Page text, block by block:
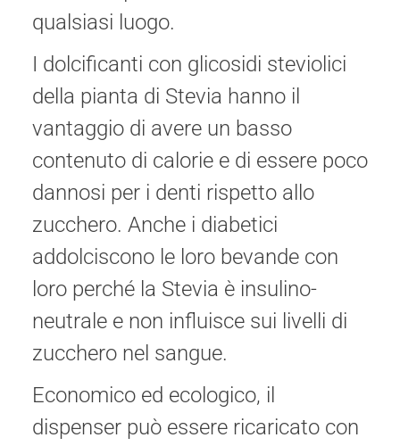
qualsiasi luogo.
I dolcificanti con glicosidi steviolici
della pianta di Stevia hanno il
vantaggio di avere un basso
contenuto di calorie e di essere poco
dannosi per i denti rispetto allo
zucchero. Anche i diabetici
addolciscono le loro bevande con
loro perché la Stevia è insulino-
neutrale e non influisce sui livelli di
zucchero nel sangue.
Economico ed ecologico, il
dispenser può essere ricaricato con